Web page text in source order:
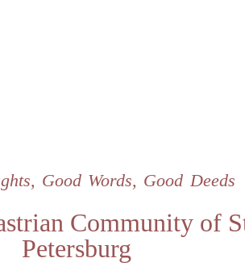
Community of
Petersburg
Good Words, Good Deeds